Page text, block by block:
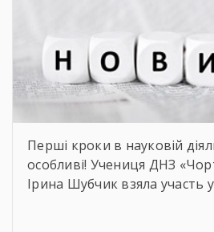
Перші кроки в науковій
особливі! Учениця ДНЗ
Ірина Шубчик взяла участь
«Сучасний стан та